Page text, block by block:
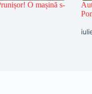
O mașină s-